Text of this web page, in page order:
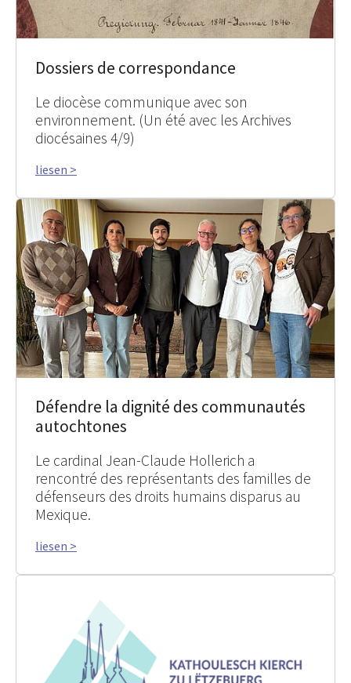
Dossiers de correspondance
Le diocèse communique avec son
environnement. (Un été avec les Archives
diocésaines 4/9)
liesen >
Défendre la dignité des communautés
autochtones
Le cardinal Jean-Claude Hollerich a
rencontré des représentants des familles de
défenseurs des droits humains disparus au
Mexique.
liesen >